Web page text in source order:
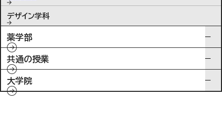
デザイン学科
薬学部
共通の授業
大学院